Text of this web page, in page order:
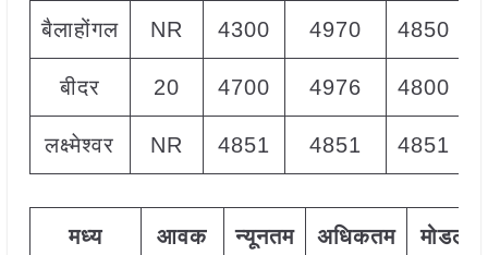
बैलाहोंगल NR 4300 4970 4850
बीदर 20 4700 4976 4800
लक्ष्मेश्वर NR 4851 4851 4851
मध्य
आवक
न्यूनतम
अधिकतम
मोडल